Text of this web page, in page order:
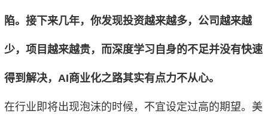
陷。接下来几年，你发现投资越来越多，公司越来越
少，项目越来越贵，而深度学习自身的不足并没有快速
得到解决，AI商业化之路其实有点力不从心。
在行业即将出现泡沫的时候，不宜设定过高的期望。美